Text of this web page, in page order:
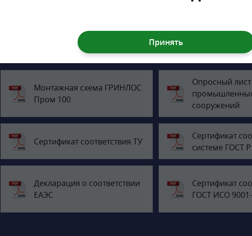
Документация
Монтажная схема ГРИНЛОС
Пром 100
Опросный
сооружений
Сертификат соответствия ТУ
Сертификат
системе ГОСТ Р
Декларация о соответствии
ЕАЭС
Сертификат
ГОСТ ИСО